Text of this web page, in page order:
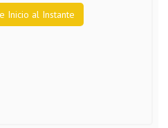
Inicio al Instante